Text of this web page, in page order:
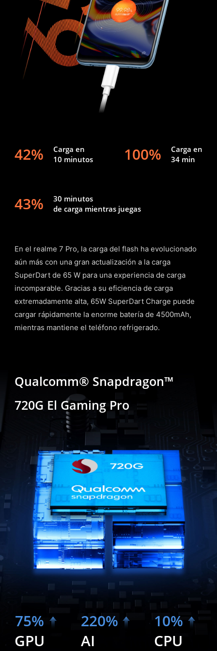
42%
Carga en
10 minutos
100%
Carga en
34 min
43%
30 minutos
de carga mientras juegas
En el realme 7 Pro, la carga del flash ha evolucionado
aún más con una gran actualización a la carga
SuperDart de 65 W para una experiencia de carga
incomparable. Gracias a su eficiencia de carga
extremadamente alta, 65W SuperDart Charge puede
cargar rápidamente la enorme batería de 4500mAh,
mientras mantiene el teléfono refrigerado.
Qualcomm® Snapdragon™
720G El Gaming Pro
75%
GPU
220%
AI
10%
CPU